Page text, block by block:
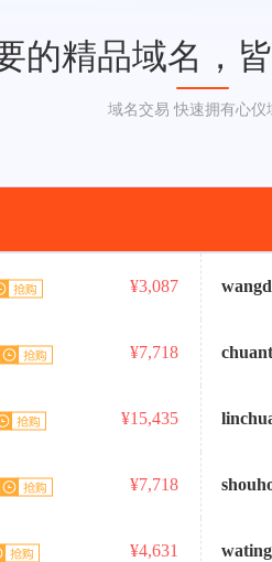
的精品域名，
域名交易 快速拥有心仪
¥3,087
¥7,718
¥15,435
¥7,718
¥4,631